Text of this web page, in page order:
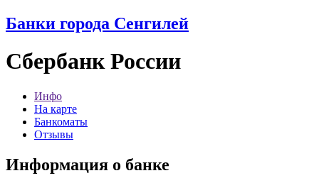
Банки города Сенгилей
Сбербанк России
Инфо
На карте
Банкоматы
Отзывы
Информация о банке